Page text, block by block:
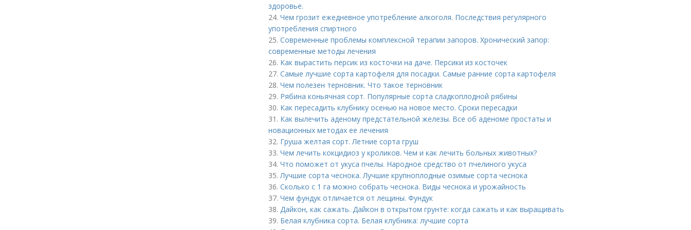
здоровье.
24. Чем грозит ежедневное употребление алкоголя. Последствия регулярного
употребления спиртного
25. Современные проблемы комплексной терапии запоров. Хронический запор:
современные методы лечения
26. Как вырастить персик из косточки на даче. Персики из косточек
27. Самые лучшие сорта картофеля для посадки. Самые ранние сорта картофеля
28. Чем полезен терновник. Что такое терновник
29. Рябина коньячная сорт. Популярные сорта сладкоплодной рябины
30. Как пересадить клубнику осенью на новое место. Сроки пересадки
31. Как вылечить аденому предстательной железы. Все об аденоме простаты и
новационных методах ее лечения
32. Груша желтая сорт. Летние сорта груш
33. Чем лечить кокцидиоз у кроликов. Чем и как лечить больных животных?
34. Что поможет от укуса пчелы. Народное средство от пчелиного укуса
35.Лучшие сорта чеснока. Лучшие крупноплодные озимые сорта чеснока
36. Сколько с 1 га можно собрать чеснока. Виды чеснока и урожайность
37. Чем фундук отличается от лещины. Фундук
38. Дайкон, как сажать. Дайкон в открытом грунте: когда сажать и как выращивать
39. Белая клубника сорта. Белая клубника: лучшие сорта